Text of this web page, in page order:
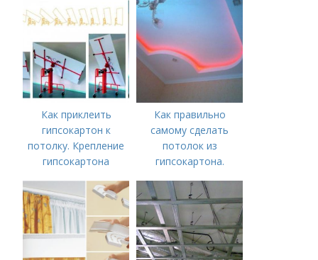
подвесного потолка
из гипсокартона
Как приклеить
гипсокартон к
потолку. Крепление
гипсокартона
Как правильно
самому сделать
потолок из
гипсокартона.
расчеты, разметка и
подготовка
поверхности